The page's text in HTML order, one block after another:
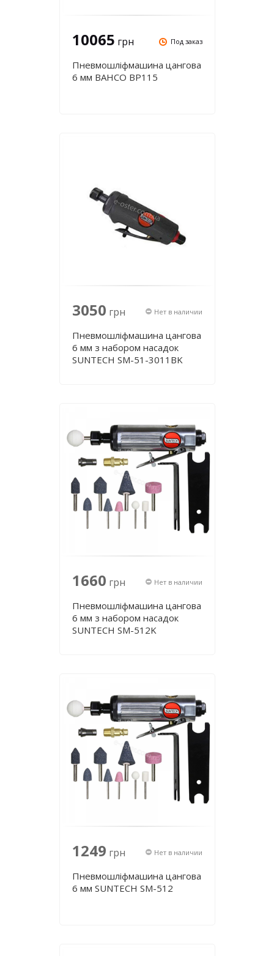
10065 грн Под заказ
Пневмошліфмашина цангова
6 мм BAHCO BP115
3050 грн Нет в наличии
Пневмошліфмашина цангова
6 мм з набором насадок
SUNTECH SM-51-3011BK
1660 грн Нет в наличии
Пневмошліфмашина цангова
6 мм з набором насадок
SUNTECH SM-512K
1249 грн Нет в наличии
Пневмошліфмашина цангова
6 мм SUNTECH SM-512